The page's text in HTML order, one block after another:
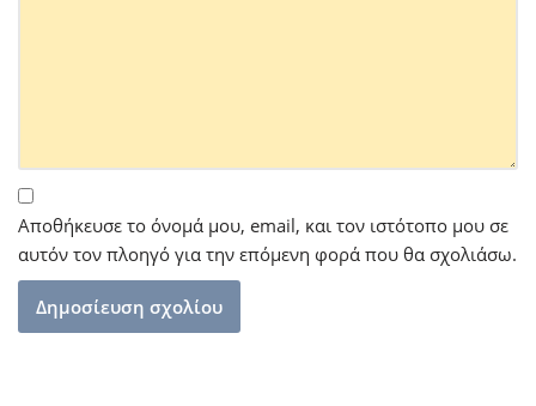
Αποθήκευσε το όνομά μου, email, και τον ιστότοπο μου σε
αυτόν τον πλοηγό για την επόμενη φορά που θα σχολιάσω.